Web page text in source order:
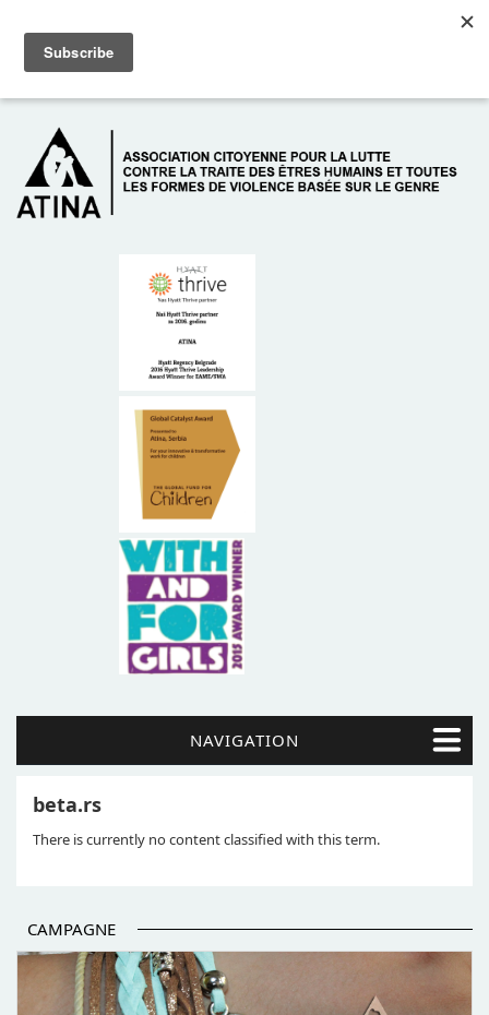
À PROPOS DE NOUS
NAVIGATION
beta.rs
There is currently no content classified with this term.
CAMPAGNE